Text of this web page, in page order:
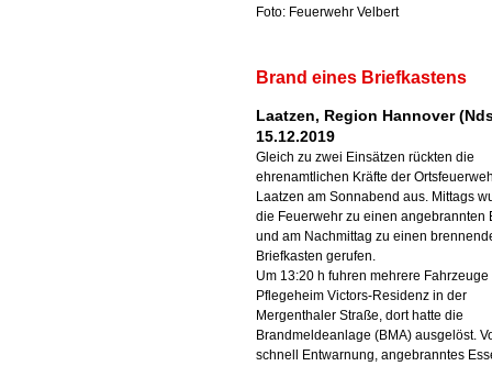
Foto: Feuerwehr Velbert
Brand eines Briefkastens
Laatzen, Region Hannover
15.12.2019
Gleich zu zwei Einsätzen rückten die
ehrenamtlichen Kräfte der
Laatzen am Sonnabend aus. Mittags
die Feuerwehr zu einen angebrannten
und am Nachmittag zu einen
Briefkasten gerufen.
Um 13:20 h fuhren mehrere Fahrzeuge
Pflegeheim Victors-Residenz in der
Mergenthaler Straße, dort hatte die
Brandmeldeanlage (BMA) ausgelöst.
schnell Entwarnung, angebranntes